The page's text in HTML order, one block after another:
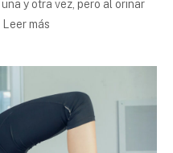
y otra vez, pero al orinar
Leer más